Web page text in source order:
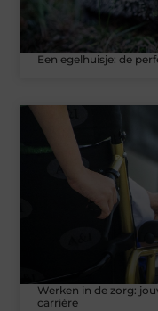
Een egelhuisje: de
Werken in de zorg:
carrière